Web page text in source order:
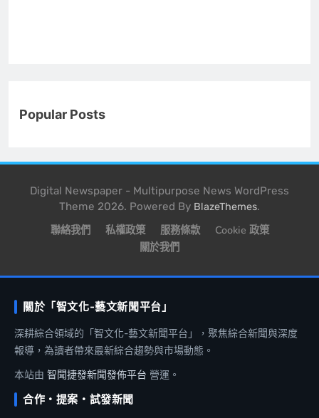
Popular Posts
Digital Newspaper - Multipurpose News WordPress
Theme 2026. Powered By BlazeThemes.
聯絡我們 私權政策 服務條款
Cookie 政策
關於我們
關於「智文化-藝文新聞平台」
深耕綜合領域的「智文化-藝文新聞平台」，聚焦綜合新聞與深度
報導，為讀者帶來最新綜合趨勢與市場動態。
本站由 智聞捷發新聞發佈平台 營運。
合作・提案・試發新聞